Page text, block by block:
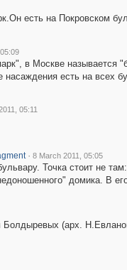
есть на Покровском
в Москве называется
насаждения есть на всех
05:11
· 8 March 2011, 05:05
Точка стоит не
домика. В
(арх.